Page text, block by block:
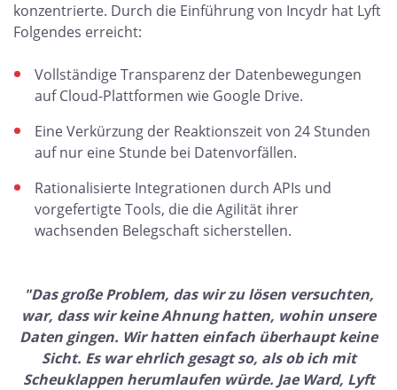
konzentrierte. Durch die Einführung von Incydr hat Lyft
Folgendes erreicht:
Vollständige Transparenz der Datenbewegungen
auf Cloud-Plattformen wie Google Drive.
Eine Verkürzung der Reaktionszeit von 24 Stunden
auf nur eine Stunde bei Datenvorfällen.
Rationalisierte Integrationen durch APIs und
vorgefertigte Tools, die die Agilität ihrer
wachsenden Belegschaft sicherstellen.
"Das große Problem, das wir zu lösen versuchten,
war, dass wir keine Ahnung hatten, wohin unsere
Daten gingen. Wir hatten einfach überhaupt keine
Sicht. Es war ehrlich gesagt so, als ob ich mit
Scheuklappen herumlaufen würde. Jae Ward, Lyft